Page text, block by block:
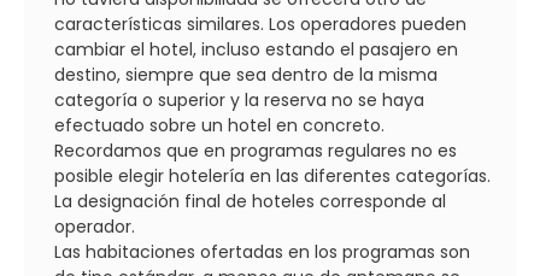
características similares. Los operadores pueden
cambiar el hotel, incluso estando el pasajero en
destino, siempre que sea dentro de la misma
categoría o superior y la reserva no se haya
efectuado sobre un hotel en concreto.
Recordamos que en programas regulares no es
posible elegir hotelería en las diferentes categorías.
La designación final de hoteles corresponde al
operador.
Las habitaciones ofertadas en los programas son